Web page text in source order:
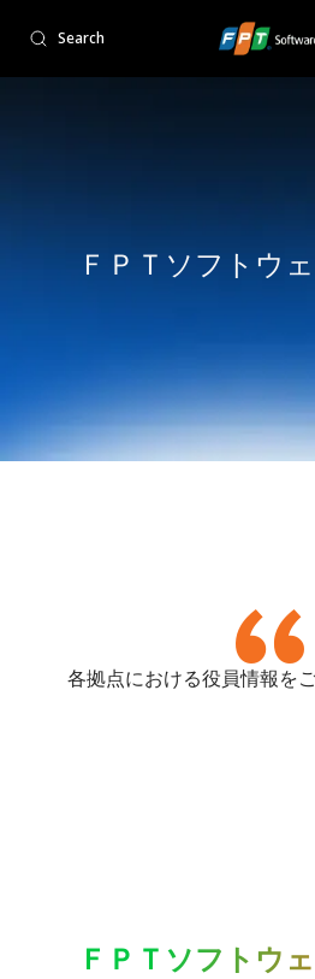
Search
ＦＰＴソフトウ
各拠点における役員情報を
ＦＰＴソフトウ